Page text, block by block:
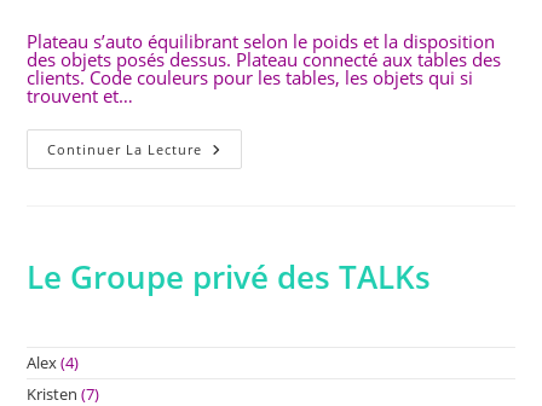
publication :
la
publication :
Plateau s’auto équilibrant selon le poids et la disposition
des objets posés dessus. Plateau connecté aux tables des
clients. Code couleurs pour les tables, les objets qui si
trouvent et…
Continuer La Lecture Idées
D’inventions
Le Groupe privé des TALKs
Alex(4)
Kristen (7)